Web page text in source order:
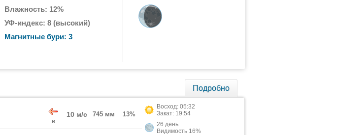
Влажность: 12%
УФ-индекс: 8 (высокий)
Магнитные бури: 3
Подробно
В
10 м/с 745 мм 13%
Восход: 05:32
Закат: 19:54
26 день
Видимость 16%